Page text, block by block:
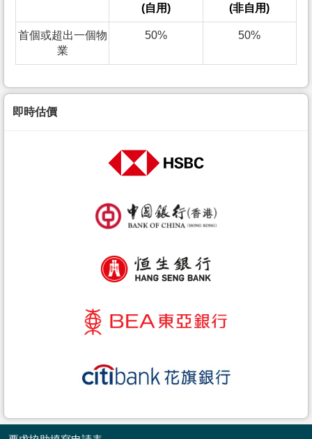
(自用)
(非自用)
首個或超出一個物
業
50% 50%
即時估價